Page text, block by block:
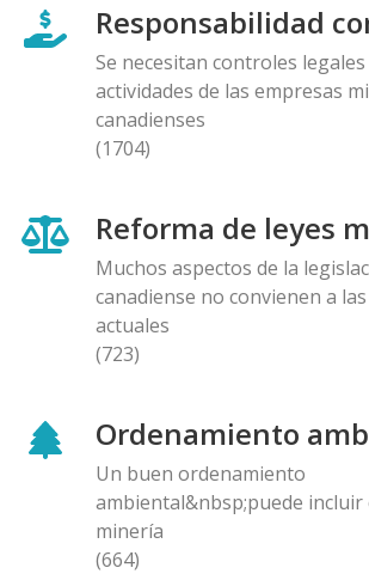
Responsabilidad
Se necesitan controles
actividades de las empresas
canadienses
(1704)
Reforma de leyes
Muchos aspectos de la
canadiense no convienen a
actuales
(723)
Ordenamiento
Un buen ordenamiento
ambiental&nbsp;puede incluir
minería
(664)